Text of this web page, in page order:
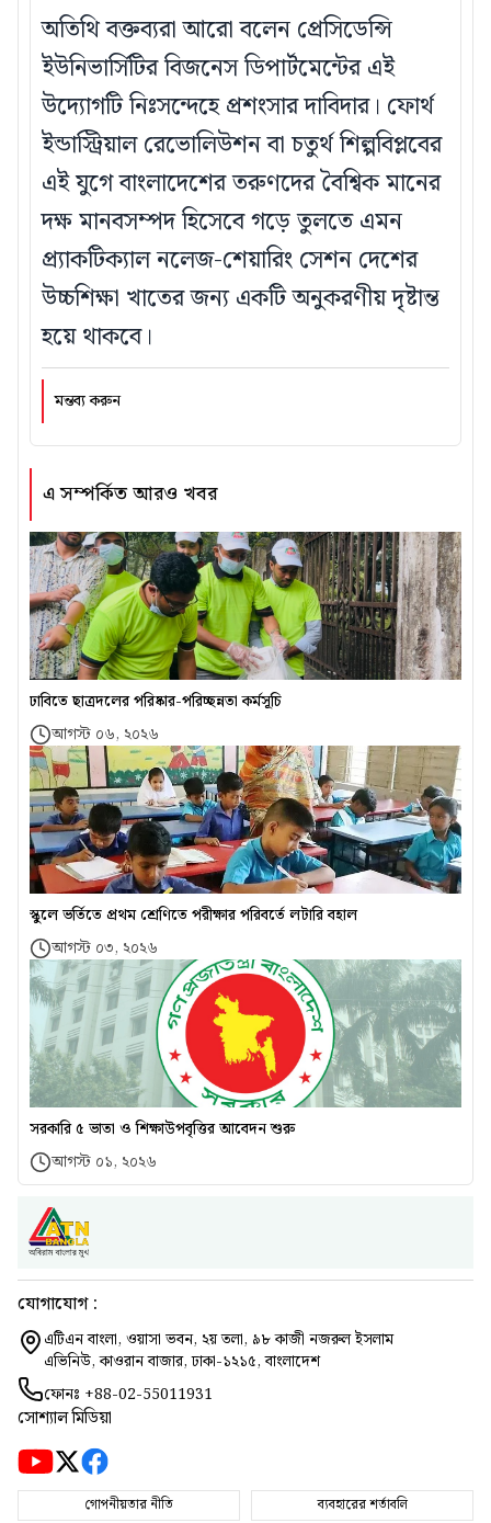
এ সম্পর্কিত আরও খবর
ঢাবিতে ছাত্রদলের পরিষ্কার-পরিচ্ছন্নতা কর্মসূচি
আগস্ট ০৬, ২০২৬
স্কুলে ভর্তিতে প্রথম শ্রেণিতে পরীক্ষার পরিবর্তে লটারি বহাল
আগস্ট ০৩, ২০২৬
সরকারি ৫ ভাতা ও শিক্ষাউপবৃত্তির আবেদন শুরু
আগস্ট ০১, ২০২৬
অতিথি বক্তব্যরা আরো বলেন প্রেসিডেন্সি
ইউনিভার্সিটির বিজনেস ডিপার্টমেন্টের এই
উদ্যোগটি নিঃসন্দেহে প্রশংসার দাবিদার। ফোর্থ
ইন্ডাস্ট্রিয়াল রেভোলিউশন বা চতুর্থ শিল্পবিপ্লবের
এই যুগে বাংলাদেশের তরুণদের বৈশ্বিক মানের
দক্ষ মানবসম্পদ হিসেবে গড়ে তুলতে এমন
প্র্যাকটিক্যাল নলেজ-শেয়ারিং সেশন দেশের
উচ্চশিক্ষা খাতের জন্য একটি অনুকরণীয় দৃষ্টান্ত
হয়ে থাকবে।
মন্তব্য করুন
যোগাযোগ :
এটিএন বাংলা, ওয়াসা ভবন, ২য় তলা, ৯৮ কাজী নজরুল ইসলাম
এভিনিউ, কাওরান বাজার, ঢাকা-১২১৫, বাংলাদেশ
ফোনঃ +88-02-55011931
সোশ্যাল মিডিয়া
গোপনীয়তার নীতি ব্যবহারের শর্তাবলি